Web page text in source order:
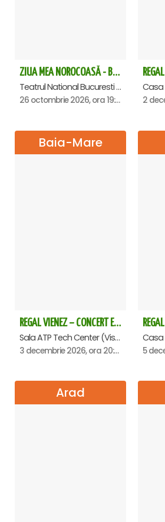
ZIUA MEA NOROCOASĂ - Bucuresti
Teatrul National Bucuresti - Sala Ion Caramitru, Bucuresti
26 octombrie 2026, ora 19:00
Baia-Mare
REGAL VIENEZ – CONCERT EXTRAORDINAR DE CRACIUN - Baia Mare
Sala ATP Tech Center (Vis a vis de Auchan), Baia-Mare
3 decembrie 2026, ora 20:00
Arad